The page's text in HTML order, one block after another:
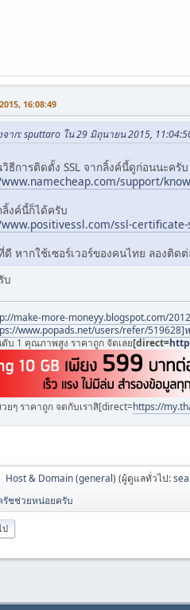
16:08:49
จาก: sputtaro ใน 29 มิถุนายน 2015,
ธีการติดตั้ง SSL จากลิ้งค์นี้ดูก่อนนะครับ
support/
งค์นี้ก็ได้ครับ
ssl-
หากใช้เซอร์เวอร์ของคนไทย ลองติด
บ
make-more-moneyy.blogspot.com/
www.popads.net/users/refer/519628]
บ 1 คุณภาพสูง ราคาถูก จัดเลย[direct=
ยๆ ราคาถูก จดกับเราสิ[direct=https://
Host & Domain (general) (ผู้ดูแลทั่วไป:
ชช่วยหน่อยครับ